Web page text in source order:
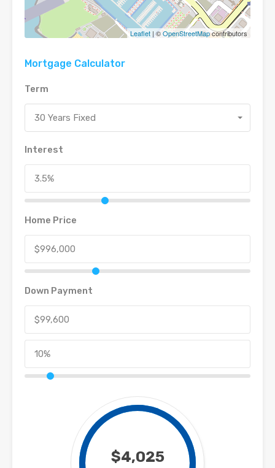
Leaflet | ©OpenStreetMapcontributors
Mortgage Calculator
Term
30 Years Fixed
Interest
Home Price
Down Payment
$4,025